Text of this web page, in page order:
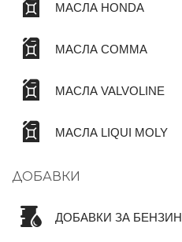
МАСЛА HONDA
МАСЛА COMMA
МАСЛА VALVOLINE
МАСЛА LIQUI MOLY
ДОБАВКИ
ДОБАВКИ ЗА БЕНЗИН